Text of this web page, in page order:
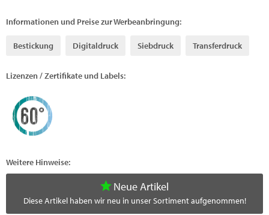
Informationen und Preise zur Werbeanbringung:
Bestickung Digitaldruck Siebdruck Transferdruck
Lizenzen / Zertifikate und Labels:
Weitere Hinweise:
Neue Artikel
Diese Artikel haben wir neu in unser Sortiment aufgenommen!